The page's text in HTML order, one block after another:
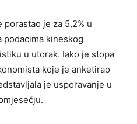
je za 5,2% u
kineskog
u utorak. Iako je stopa
koje je anketirao
je usporavanje u